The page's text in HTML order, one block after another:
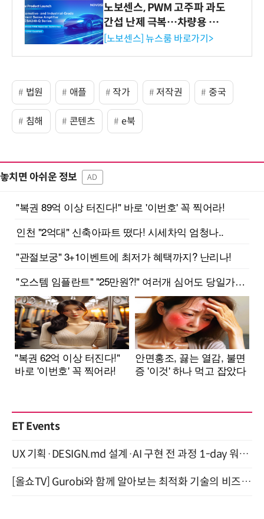
노보센스, PWM 고주파 과도
간섭 난제 극복…차량용 전
류 감지 증폭기
[노보센스] 뉴스룸 바로가기>
법원 애플 작가 저작권 중국
침해 콘텐츠 e북
놓치면 아쉬운 정보 AD
ET Events
UX 기획·DESIGN.md 설계·AI 구현 전 과정 1-day 워크숍 with Claude Code·Codex 9월 15일 개최
[올쇼TV] Gurobi와 함께 알아보는 최적화 기술의 비즈니스 활용 (8월 20일 생방송)